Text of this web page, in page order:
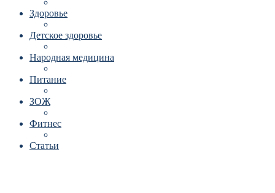
Здоровье
Детское здоровье
Народная медицина
Питание
ЗОЖ
Фитнес
Статьи